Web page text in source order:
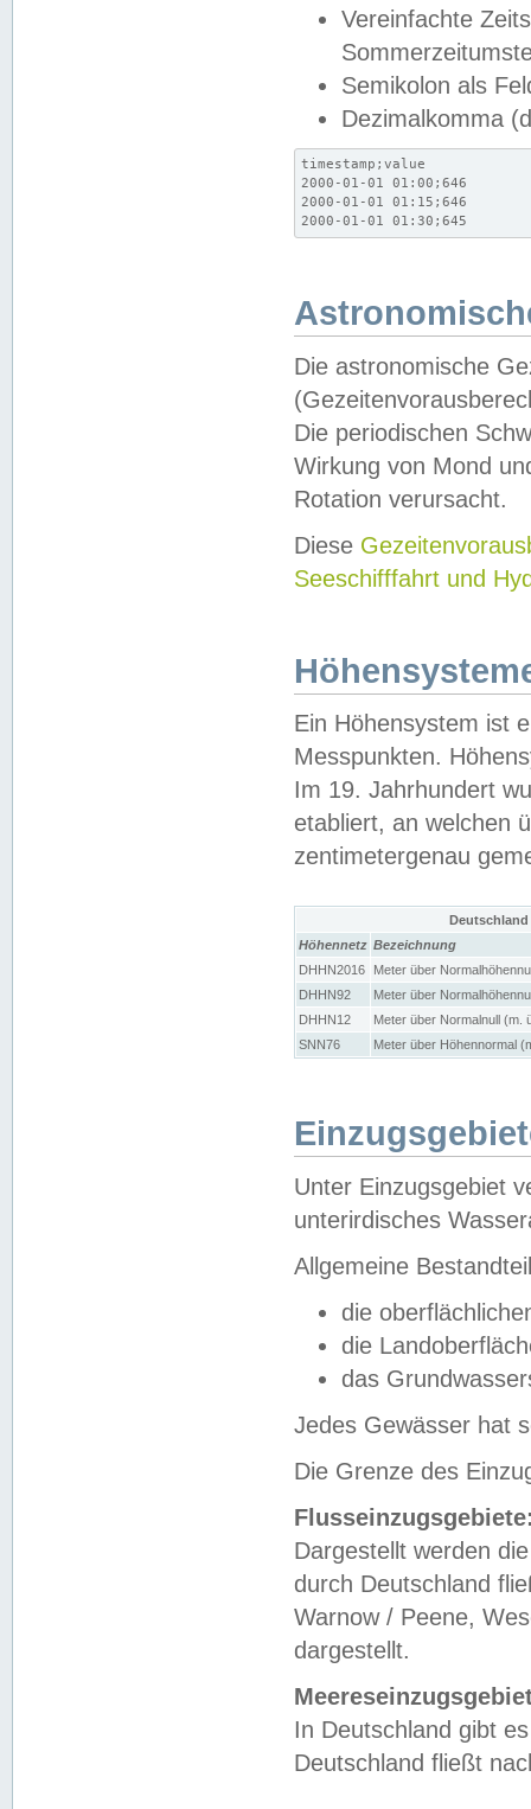
Vereinfachte
Semikolon als
Dezimalkomma
timestamp;value
2000-01-01 01:00;646
2000-01-01 01:15;646
2000-01-01 01:30;645
Die astronomische
Die periodischen
Wirkung von Mond
Rotation verursacht.
Diese
Seeschifffahrt und
Ein Höhensystem ist
Messpunkten.
Im 19. Jahrhundert
etabliert, an welchen
zentimetergenau
Höhennetz Bezeichnung
DHHN2016
Meter über
DHHN92
Meter über
DHHN12
Meter über Normalnull (m.
SNN76
Meter über Höhennormal
Unter Einzugsgebiet
unterirdisches
Allgemeine
die
die
das
Jedes Gewässer hat
Die Grenze des
Dargestellt werden
durch Deutschland
Warnow / Peene,
dargestellt.
In Deutschland gibt
Deutschland fließt